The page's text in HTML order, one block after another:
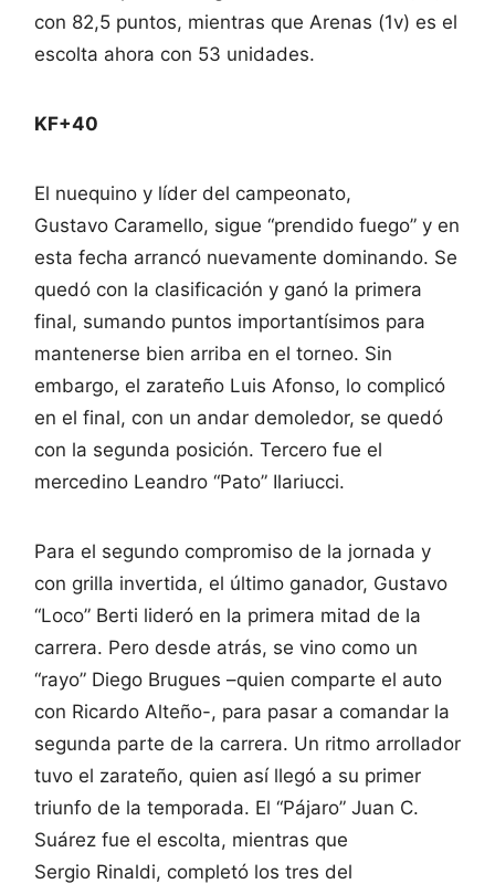
con 82,5 puntos, mientras que Arenas (1v) es el
escolta ahora con 53 unidades.
KF+40
El nuequino y líder del campeonato,
Gustavo Caramello, sigue “prendido fuego” y en
esta fecha arrancó nuevamente dominando. Se
quedó con la clasificación y ganó la primera
final, sumando puntos importantísimos para
mantenerse bien arriba en el torneo. Sin
embargo, el zarateño Luis Afonso, lo complicó
en el final, con un andar demoledor, se quedó
con la segunda posición. Tercero fue el
mercedino Leandro “Pato” Ilariucci.
Para el segundo compromiso de la jornada y
con grilla invertida, el último ganador, Gustavo
“Loco” Berti lideró en la primera mitad de la
carrera. Pero desde atrás, se vino como un
“rayo” Diego Brugues –quien comparte el auto
con Ricardo Alteño-, para pasar a comandar la
segunda parte de la carrera. Un ritmo arrollador
tuvo el zarateño, quien así llegó a su primer
triunfo de la temporada. El “Pájaro” Juan C.
Suárez fue el escolta, mientras que
Sergio Rinaldi, completó los tres del